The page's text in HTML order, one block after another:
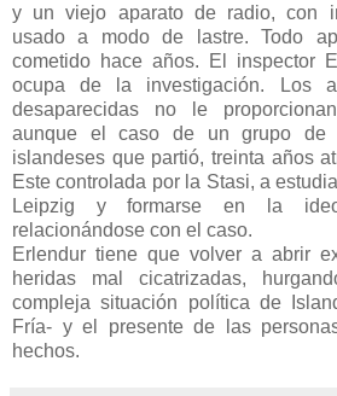
y un viejo aparato de radio, con
usado a modo de lastre. Todo
cometido hace años. El inspector
ocupa de la investigación. Los
desaparecidas no le
aunque el caso de un grupo de
islandeses que partió, treinta años
Este controlada por la Stasi, a
Leipzig y formarse en la
relacionándose con el caso.
Erlendur tiene que volver a abrir
heridas mal cicatrizadas,
compleja situación política de
Fría- y el presente de las
hechos.